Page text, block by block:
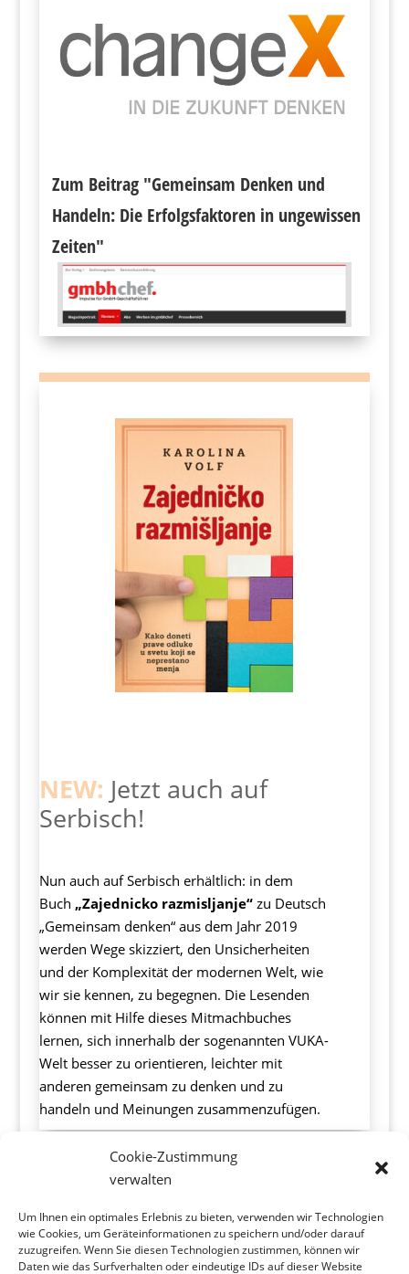
Cookie-Zustimmung
verwalten
Um Ihnen ein optimales Erlebnis zu bieten, verwenden wir Technologien
wie Cookies, um Geräteinformationen zu speichern und/oder darauf
zuzugreifen. Wenn Sie diesen Technologien zustimmen, können wir
Daten wie das Surfverhalten oder eindeutige IDs auf dieser Website
Zum Beitrag "Gemeinsam Denken und
Handeln: Die Erfolgsfaktoren in ungewissen
Zeiten"
NEW: Jetzt auch auf
Serbisch!
Nun auch auf Serbisch erhältlich: in dem
Buch „Zajednicko razmisljanje“zu Deutsch
„Gemeinsam denken“ aus dem Jahr 2019
werden Wege skizziert, den Unsicherheiten
und der Komplexität der modernen Welt, wie
wir sie kennen, zu begegnen. Die Lesenden
können mit Hilfe dieses Mitmachbuches
lernen, sich innerhalb der sogenannten VUKA-
Welt besser zu orientieren, leichter mit
anderen gemeinsam zu denken und zu
handeln und Meinungen zusammenzufügen.
Personal- und Organisationsentwicklung